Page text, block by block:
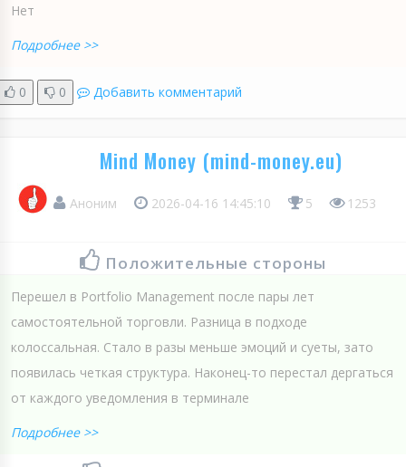
Нет
Подробнее >>
0 0 Добавить комментарий
Mind Money (mind-money.eu)
Аноним 2026-04-16 14:45:10 5 1253
Положительные стороны
Перешел в Portfolio Management после пары лет
самостоятельной торговли. Разница в подходе
колоссальная. Стало в разы меньше эмоций и суеты, зато
появилась четкая структура. Наконец-то перестал дергаться
от каждого уведомления в терминале
Подробнее >>